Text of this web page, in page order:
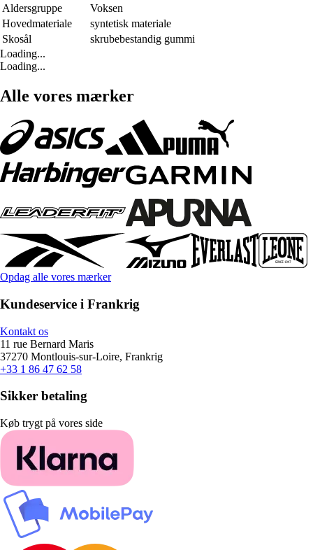
Aldersgruppe
Voksen
Hovedmateriale
syntetisk materiale
Skosål
skrubebestandig gummi
Loading...
Loading...
Alle vores mærker
Opdag alle vores mærker
Kundeservice i Frankrig
Kontakt os
11 rue Bernard Maris
37270 Montlouis-sur-Loire, Frankrig
+33 1 86 47 62 58
Sikker betaling
Køb trygt på vores side